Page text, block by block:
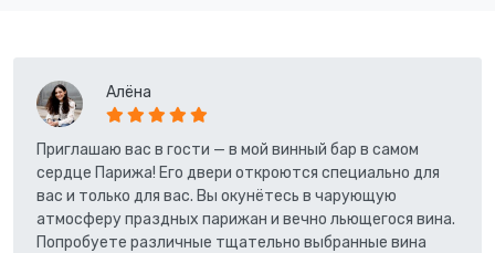
Алёна
Приглашаю вас в гости — в мой винный бар в самом
сердце Парижа! Его двери откроются специально для
вас и только для вас. Вы окунётесь в чарующую
атмосферу праздных парижан и вечно льющегося вина.
Попробуете различные тщательно выбранные вина